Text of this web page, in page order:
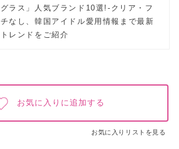
グラス」人気ブランド10選!-クリア・フ
チなし、韓国アイドル愛用情報まで最新
トレンドをご紹介
お気に入りに追加する
お気に入りリストを見る